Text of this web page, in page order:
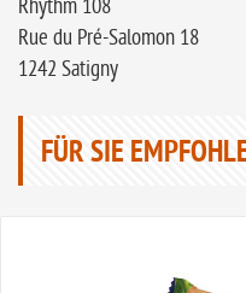
Rhythm 108
Rue du Pré-Salomon 18
1242 Satigny
FÜR SIE